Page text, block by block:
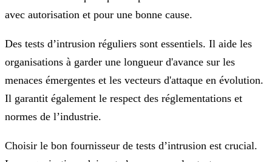
avec autorisation et pour une bonne cause.
Des tests d’intrusion réguliers sont essentiels. Il aide les
organisations à garder une longueur d'avance sur les
menaces émergentes et les vecteurs d'attaque en évolution.
Il garantit également le respect des réglementations et
normes de l’industrie.
Choisir le bon fournisseur de tests d’intrusion est crucial.